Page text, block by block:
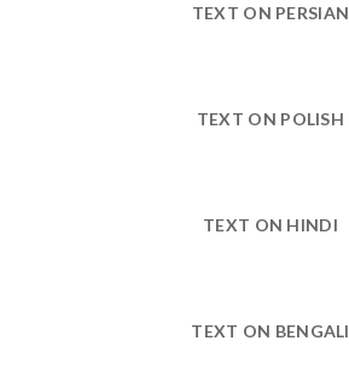
TEXT ON PERSIAN
TEXT ON POLISH
TEXT ON HINDI
TEXT ON BENGALI